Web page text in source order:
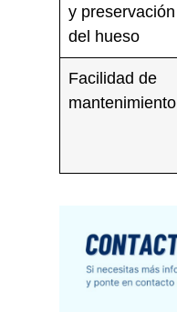
y preservación
del hueso
Facilidad de
mantenimiento